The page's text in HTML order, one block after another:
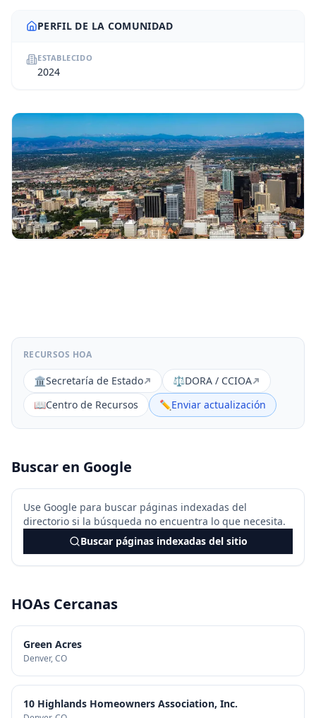
PERFIL DE LA COMUNIDAD
ESTABLECIDO
2024
RECURSOS HOA
🏛️Secretaría de Estado ⚖️DORA / CCIOA
📖Centro de Recursos ✏️Enviar actualización
Buscar en Google
Use Google para buscar páginas indexadas del
directorio si la búsqueda no encuentra lo que necesita.
Buscar páginas indexadas del sitio
HOAs Cercanas
Green Acres
Denver, CO
10 Highlands Homeowners Association, Inc.